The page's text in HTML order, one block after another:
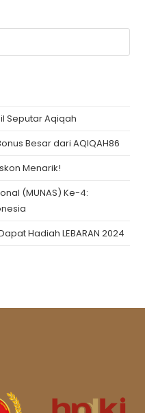
Seputar Aqiqah
Besar dari AQIQAH86
Menarik!
(MUNAS) Ke-4:
Hadiah LEBARAN 2024